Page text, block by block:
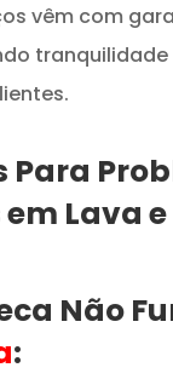
vêm com
tranquilidade
Para
Lava e
Não
: